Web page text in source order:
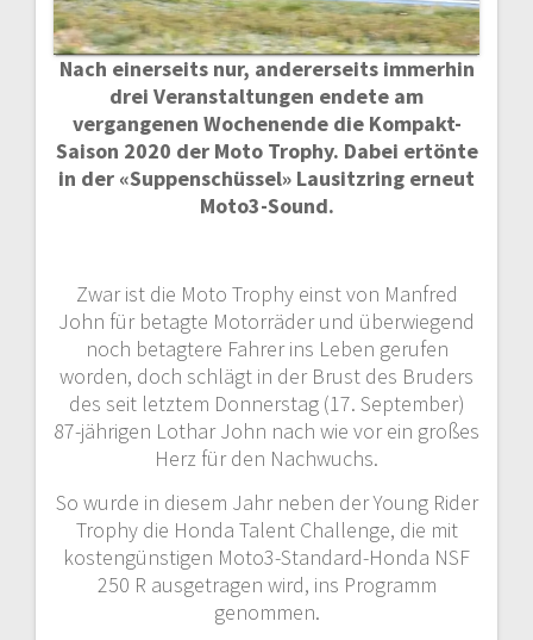
Nach einerseits nur, andererseits immerhin
drei Veranstaltungen endete am
vergangenen Wochenende die Kompakt-
Saison 2020 der Moto Trophy. Dabei ertönte
in der «Suppenschüssel» Lausitzring erneut
Moto3-Sound.
Zwar ist die Moto Trophy einst von Manfred
John für betagte Motorräder und überwiegend
noch betagtere Fahrer ins Leben gerufen
worden, doch schlägt in der Brust des Bruders
des seit letztem Donnerstag (17. September)
87-jährigen Lothar John nach wie vor ein großes
Herz für den Nachwuchs.
So wurde in diesem Jahr neben der Young Rider
Trophy die Honda Talent Challenge, die mit
kostengünstigen Moto3-Standard-Honda NSF
250 R ausgetragen wird, ins Programm
genommen.